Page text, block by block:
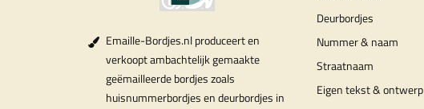
Emaille-Bordjes.nl produceert en
verkoopt ambachtelijk gemaakte
geëmailleerde bordjes zoals
huisnummerbordjes en deurbordjes in
Deurbordjes
Nummer & naam
Straatnaam
Eigen tekst & ontwerp